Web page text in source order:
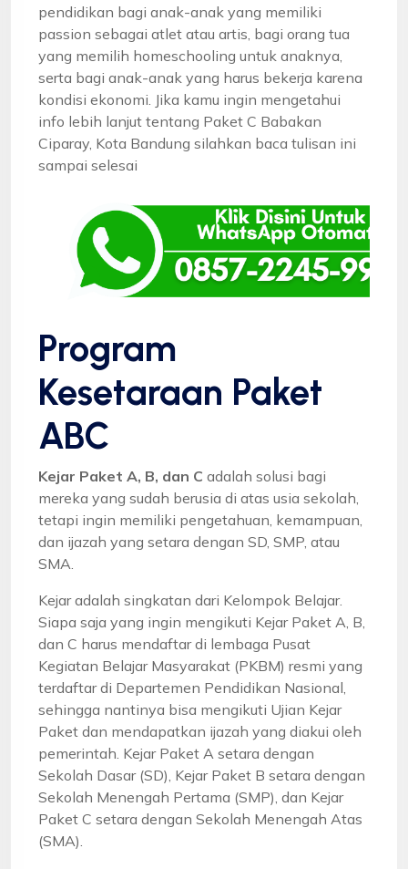
pendidikan bagi anak-anak yang memiliki
passion sebagai atlet atau artis, bagi orang tua
yang memilih homeschooling untuk anaknya,
serta bagi anak-anak yang harus bekerja karena
kondisi ekonomi. Jika kamu ingin mengetahui
info lebih lanjut tentang Paket C Babakan
Ciparay, Kota Bandung silahkan baca tulisan ini
sampai selesai
Program
Kesetaraan Paket
ABC
Kejar Paket A, B, dan C adalah solusi bagi
mereka yang sudah berusia di atas usia sekolah,
tetapi ingin memiliki pengetahuan, kemampuan,
dan ijazah yang setara dengan SD, SMP, atau
SMA.
Kejar adalah singkatan dari Kelompok Belajar.
Siapa saja yang ingin mengikuti Kejar Paket A, B,
dan C harus mendaftar di lembaga Pusat
Kegiatan Belajar Masyarakat (PKBM) resmi yang
terdaftar di Departemen Pendidikan Nasional,
sehingga nantinya bisa mengikuti Ujian Kejar
Paket dan mendapatkan ijazah yang diakui oleh
pemerintah. Kejar Paket A setara dengan
Sekolah Dasar (SD), Kejar Paket B setara dengan
Sekolah Menengah Pertama (SMP), dan Kejar
Paket C setara dengan Sekolah Menengah Atas
(SMA).